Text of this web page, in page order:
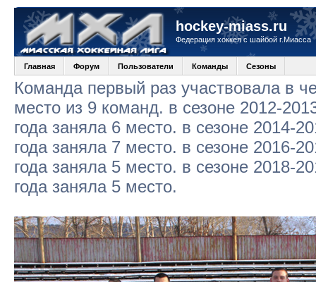
hockey-miass.ru
Федерация хоккея с шайбой г.Миасса
Главная Форум Пользователи Команды Сезоны
Команда первый раз участвовала в
место из 9 команд. в сезоне 2012-
года заняла 6 место. в сезоне 2014-
года заняла 7 место. в сезоне 2016-
года заняла 5 место. в сезоне 2018-
года заняла 5 место.